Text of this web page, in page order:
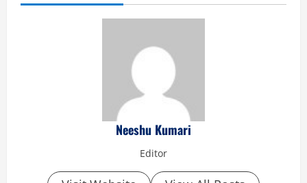
Neeshu Kumari
Editor